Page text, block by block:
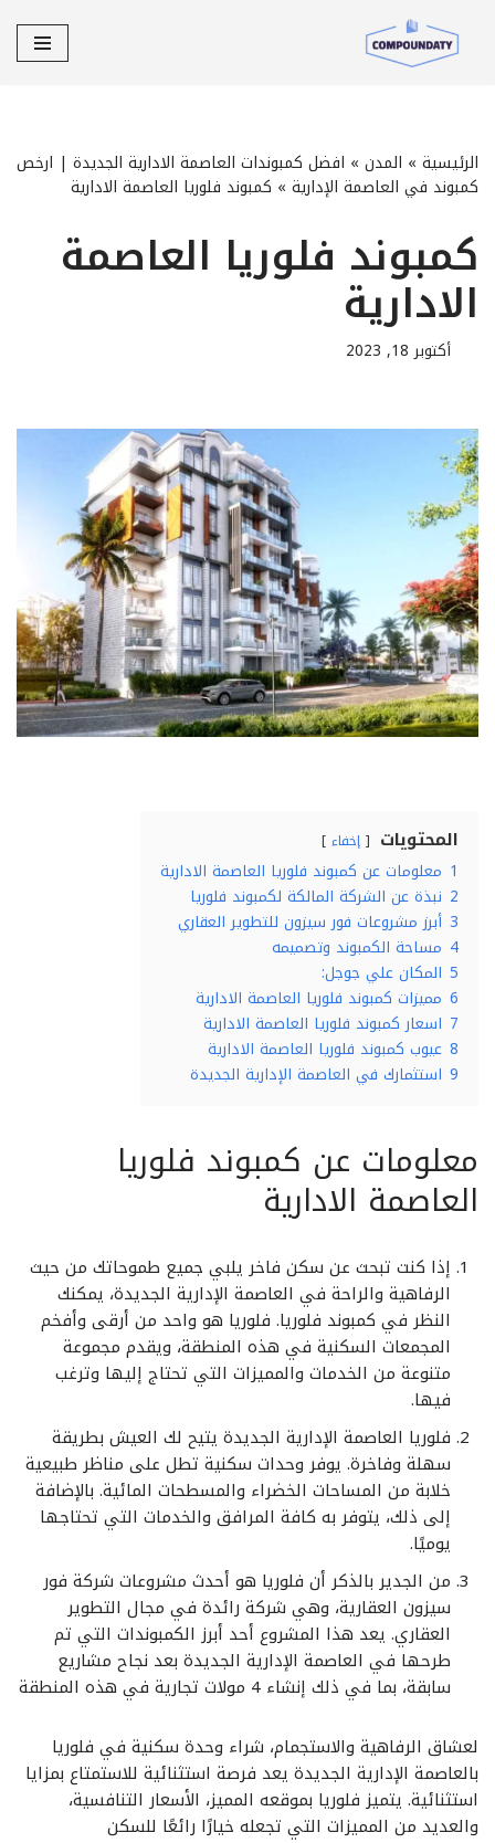
تخطى
الرئيسية » المدن » افضل كمبوندات العاصمة الادارية الجديدة | ارخص
كمبوند في العاصمة الإدارية » كمبوند فلوريا العاصمة الادارية
كمبوند فلوريا العاصمة
الادارية
أكتوبر 18, 2023
المحتويات إخفاء
1 معلومات عن كمبوند فلوريا العاصمة الادارية
2 نبذة عن الشركة المالكة لكمبوند فلوريا
3 أبرز مشروعات فور سيزون للتطوير العقاري
4 مساحة الكمبوند وتصميمه
5 المكان علي جوجل:
6 مميزات كمبوند فلوريا العاصمة الادارية
7 اسعار كمبوند فلوريا العاصمة الادارية
8 عيوب كمبوند فلوريا العاصمة الادارية
9 استثمارك في العاصمة الإدارية الجديدة
معلومات عن كمبوند فلوريا
العاصمة الادارية
إذا كنت تبحث عن سكن فاخر يلبي جميع طموحاتك من حيث
الرفاهية والراحة في العاصمة الإدارية الجديدة، يمكنك
النظر في كمبوند فلوريا. فلوريا هو واحد من أرقى وأفخم
المجمعات السكنية في هذه المنطقة، ويقدم مجموعة
متنوعة من الخدمات والمميزات التي تحتاج إليها وترغب
فيها.
فلوريا العاصمة الإدارية الجديدة يتيح لك العيش بطريقة
سهلة وفاخرة. يوفر وحدات سكنية تطل على مناظر طبيعية
خلابة من المساحات الخضراء والمسطحات المائية. بالإضافة
إلى ذلك، يتوفر به كافة المرافق والخدمات التي تحتاجها
يوميًا.
من الجدير بالذكر أن فلوريا هو أحدث مشروعات شركة فور
سيزون العقارية، وهي شركة رائدة في مجال التطوير
العقاري. يعد هذا المشروع أحد أبرز الكمبوندات التي تم
طرحها في العاصمة الإدارية الجديدة بعد نجاح مشاريع
سابقة، بما في ذلك إنشاء 4 مولات تجارية في هذه المنطقة
لعشاق الرفاهية والاستجمام، شراء وحدة سكنية في فلوريا
بالعاصمة الإدارية الجديدة يعد فرصة استثنائية للاستمتاع بمزايا
استثنائية. يتميز فلوريا بموقعه المميز، الأسعار التنافسية،
والعديد من المميزات التي تجعله خيارًا رائعًا للسكن